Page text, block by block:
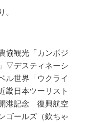
。
協観光「カンボジ
▽デスティネーシ
ル世界「ウクライ
日本ツーリスト
港記念 復興航空
ゴールズ（欽ちゃ